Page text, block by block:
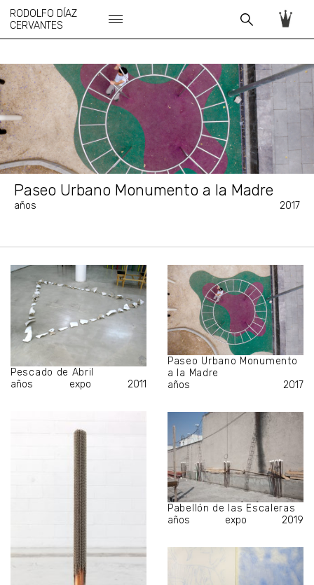
RODOLFO DÍAZ
CERVANTES
Paseo Urbano Monumento a la Madre
años 2017
Pescado de Abril
años
expo 2011
Paseo Urbano Monumento
a la Madre
años
2017
Pabellón de las Escaleras
años
expo 2019